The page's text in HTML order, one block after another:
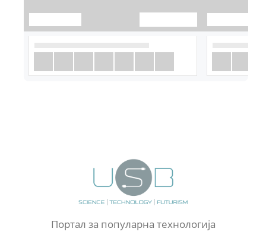
Портал за популарна технологија